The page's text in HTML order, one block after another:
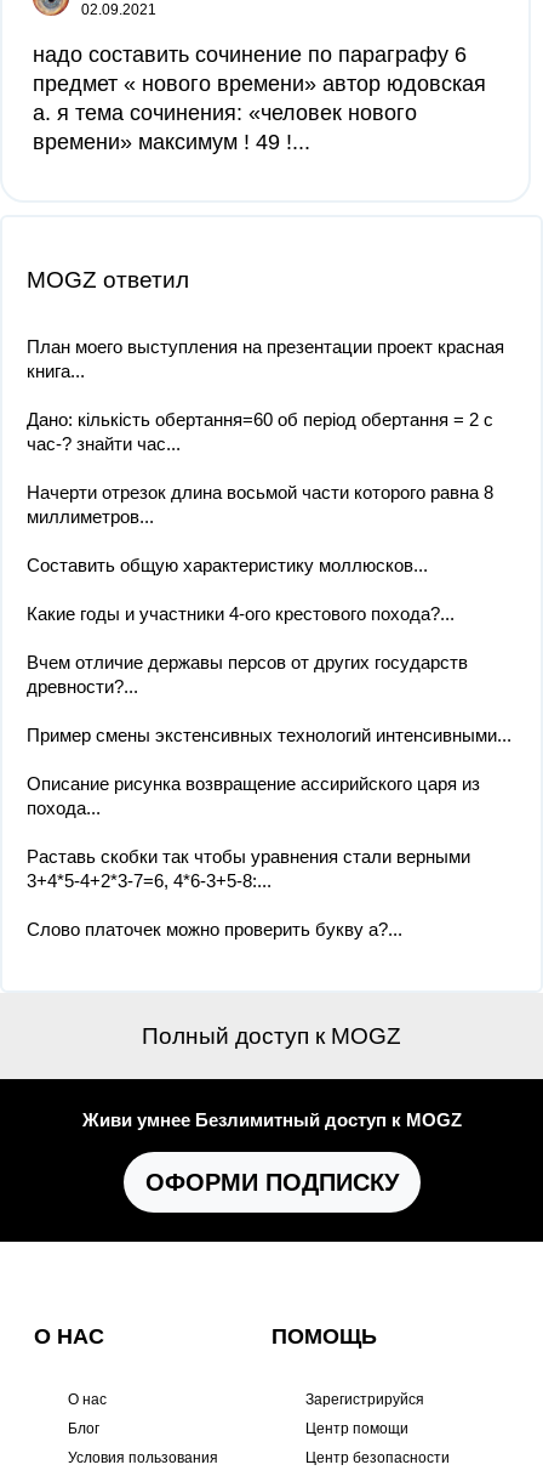
02.09.2021
надо составить сочинение по параграфу 6
предмет « нового времени» автор юдовская
а. я тема сочинения: «человек нового
времени» максимум ! 49 !...
MOGZ ответил
План моего выступления на презентации проект красная
книга...
Дано: кількість обертання=60 об період обертання = 2 с
час-? знайти час...
Начерти отрезок длина восьмой части которого равна 8
миллиметров...
Составить общую характеристику моллюсков...
Какие годы и участники 4-ого крестового похода?...
Вчем отличие державы персов от других государств
древности?...
Пример смены экстенсивных технологий интенсивными...
Описание рисунка возвращение ассирийского царя из
похода...
Раставь скобки так чтобы уравнения стали верными
3+4*5-4+2*3-7=6, 4*6-3+5-8:...
Слово платочек можно проверить букву а?...
Полный доступ к MOGZ
Живи умнее Безлимитный доступ к MOGZ
ОФОРМИ ПОДПИСКУ
О НАС
О нас
Блог
Условия пользования
ПОМОЩЬ
Зарегистрируйся
Центр помощи
Центр безопасности